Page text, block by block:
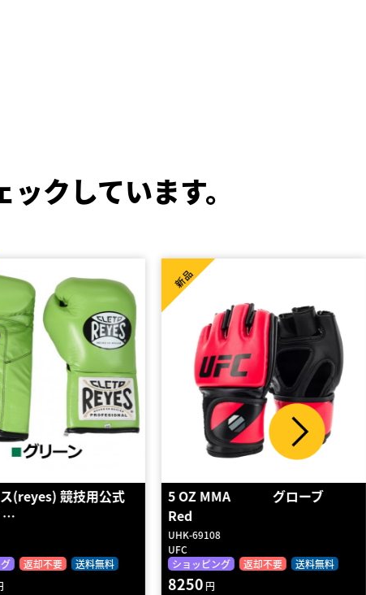
クしています。
グローブ
返却不要 送料無料
レイジェス(reyes) バッグ打ち用
グローブ【…
REYES
ショッピング
返却不要 送料無料
新品
18750